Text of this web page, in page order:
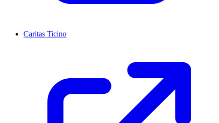
Caritas Ticino